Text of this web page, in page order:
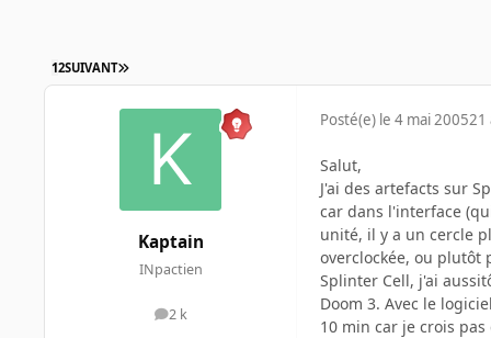
12SUIVANT
Kaptain
INpactien
2 k
messages
Posté(e) le 4 mai 200521
Salut,
J'ai des artefacts sur
car dans l'interface
unité, il y a un cercle
overclockée, ou plutôt
Splinter Cell, j'ai
Doom 3. Avec le
10 min car je crois